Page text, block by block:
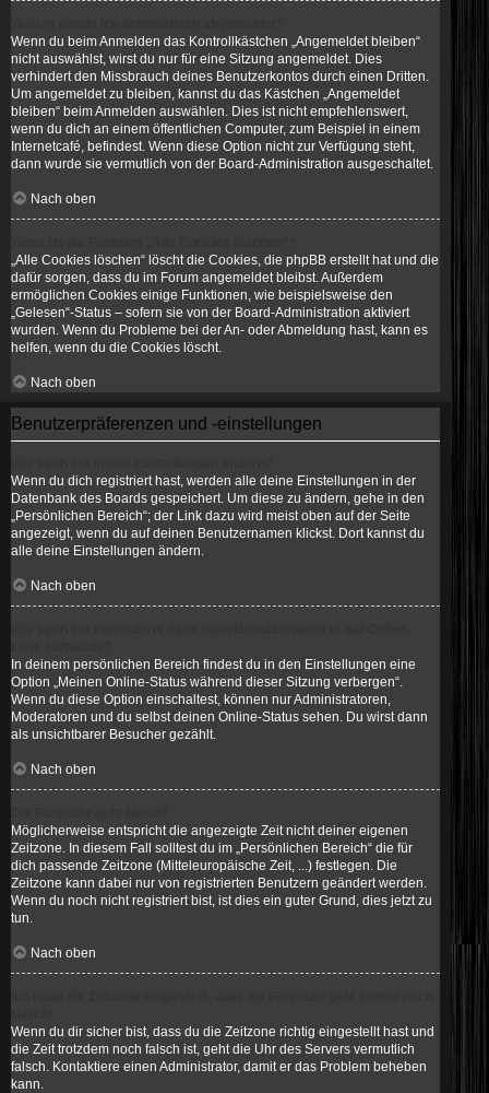
Wenn du beim Anmelden das Kontrollkästchen „Angemeldet bleiben“
nicht auswählst, wirst du nur für eine Sitzung angemeldet. Dies
verhindert den Missbrauch deines Benutzerkontos durch einen Dritten.
Um angemeldet zu bleiben, kannst du das Kästchen „Angemeldet
bleiben“ beim Anmelden auswählen. Dies ist nicht empfehlenswert,
wenn du dich an einem öffentlichen Computer, zum Beispiel in einem
Internetcafé, befindest. Wenn diese Option nicht zur Verfügung steht,
dann wurde sie vermutlich von der Board-Administration ausgeschaltet.
Nach oben
„Alle Cookies löschen“ löscht die Cookies, die phpBB erstellt hat und die
dafür sorgen, dass du im Forum angemeldet bleibst. Außerdem
ermöglichen Cookies einige Funktionen, wie beispielsweise den
„Gelesen“-Status – sofern sie von der Board-Administration aktiviert
wurden. Wenn du Probleme bei der An- oder Abmeldung hast, kann es
helfen, wenn du die Cookies löscht.
Nach oben
Benutzerpräferenzen und -einstellungen
Wenn du dich registriert hast, werden alle deine Einstellungen in der
Datenbank des Boards gespeichert. Um diese zu ändern, gehe in den
„Persönlichen Bereich“; der Link dazu wird meist oben auf der Seite
angezeigt, wenn du auf deinen Benutzernamen klickst. Dort kannst du
alle deine Einstellungen ändern.
Nach oben
In deinem persönlichen Bereich findest du in den Einstellungen eine
Option „Meinen Online-Status während dieser Sitzung verbergen“.
Wenn du diese Option einschaltest, können nur Administratoren,
Moderatoren und du selbst deinen Online-Status sehen. Du wirst dann
als unsichtbarer Besucher gezählt.
Nach oben
Möglicherweise entspricht die angezeigte Zeit nicht deiner eigenen
Zeitzone. In diesem Fall solltest du im „Persönlichen Bereich“ die für
dich passende Zeitzone (Mitteleuropäische Zeit, ...) festlegen. Die
Zeitzone kann dabei nur von registrierten Benutzern geändert werden.
Wenn du noch nicht registriert bist, ist dies ein guter Grund, dies jetzt zu
tun.
Nach oben
Wenn du dir sicher bist, dass du die Zeitzone richtig eingestellt hast und
die Zeit trotzdem noch falsch ist, geht die Uhr des Servers vermutlich
falsch. Kontaktiere einen Administrator, damit er das Problem beheben
kann.